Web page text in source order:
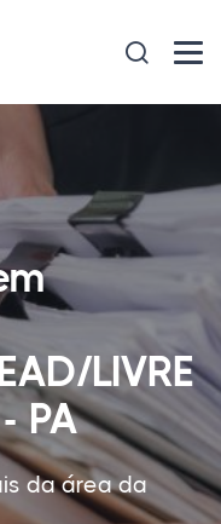
LIVRE
PA
da área da